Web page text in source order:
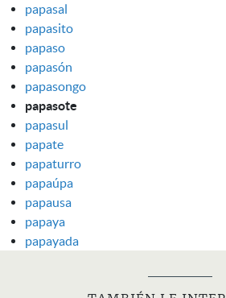
papasal
papasito
papaso
papasón
papasongo
papasote
papasul
papate
papaturro
papaúpa
papausa
papaya
papayada